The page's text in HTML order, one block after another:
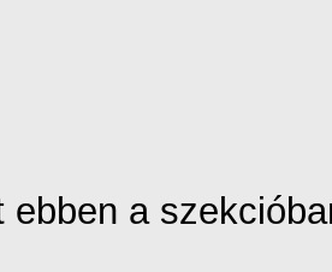
ebben a